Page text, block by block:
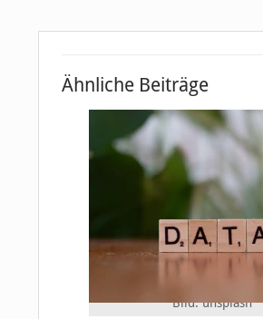
Ähnliche Beiträge
Bild: unsplash